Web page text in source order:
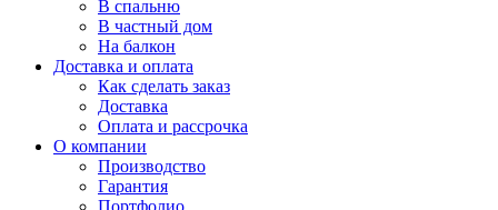
В спальню
В частный дом
На балкон
Доставка и оплата
Как сделать заказ
Доставка
Оплата и рассрочка
О компании
Производство
Гарантия
Портфолио